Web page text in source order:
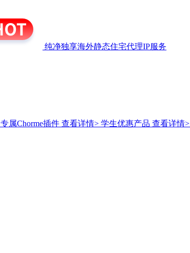
纯净独享海外静态住宅代理IP服务
专属Chorme插件 查看详情> 学生优惠产品 查看详情>